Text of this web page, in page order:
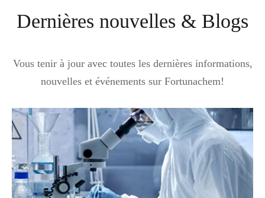
Dernières nouvelles & Blogs
Vous tenir à jour avec toutes les dernières informations,
nouvelles et événements sur Fortunachem!